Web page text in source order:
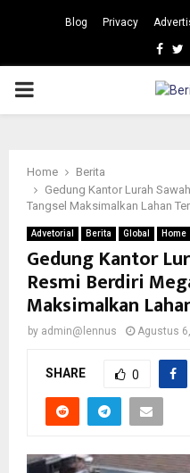
Blog Privacy
PRIMARY
Home
Berita
Gedung Kantor Lurah
Tangsel Maksimalkan Lahan
Advetorial Berita Global Home
Gedung Kantor
Resmi Berdiri
Maksimalkan
by admin@lennus Agustus
SHARE 0